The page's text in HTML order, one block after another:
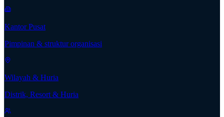
Kantor Pusat
Pimpinan & struktur organisasi
Wilayah & Huria
Distrik, Resort & Huria